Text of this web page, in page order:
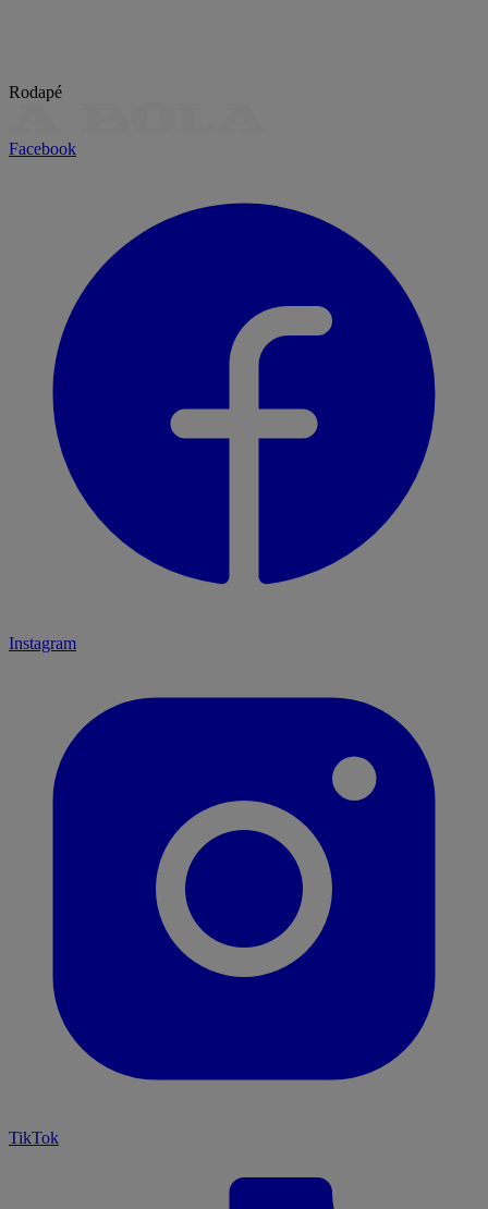
Rodapé
Facebook
Instagram
TikTok